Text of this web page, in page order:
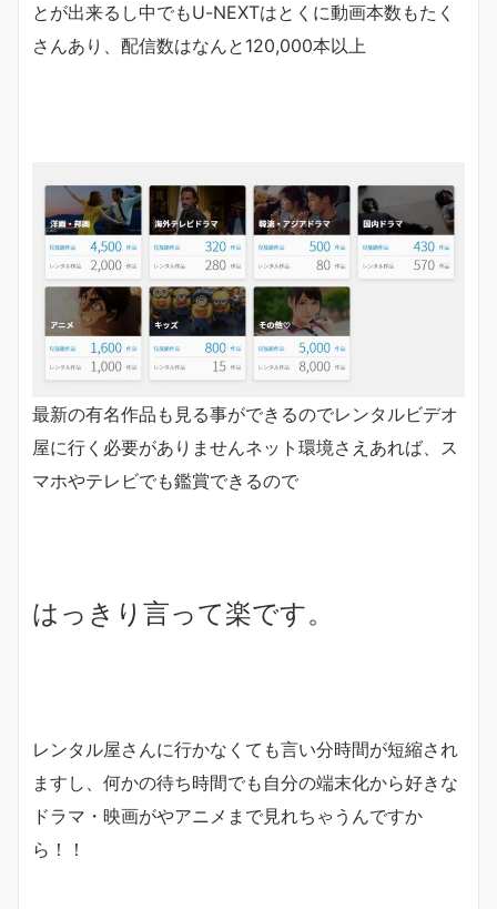
とが出来るし中でもU-NEXTはとくに動画本数もたく
さんあり、配信数はなんと 120,000本以上
最新の有名作品も見る事ができるのでレンタルビデオ
屋に行く必要がありませんネット環境さえあれば、ス
マホやテレビでも鑑賞できるので
はっきり言って楽です。
レンタル屋さんに行かなくても言い分時間が短縮され
ますし、何かの待ち時間でも自分の端末化から好きな
ドラマ・映画がやアニメまで見れちゃうんですか
ら！！